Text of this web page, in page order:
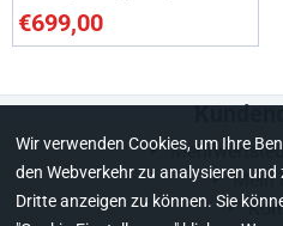
€699,00
Mein
Wir verwenden Cookies, um Ihre
den Webverkehr zu analysieren
Dritte anzeigen zu können. Sie